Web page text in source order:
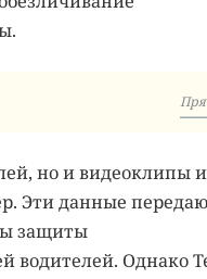
но и видеоклипы и
Эти данные
защиты
водителей. Однако